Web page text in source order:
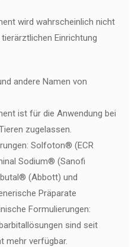
wird wahrscheinlich nicht
Einrichtung
andere Namen von
ist für die Anwendung bei
zugelassen.
Solfoton® (ECR
Sodium® (Sanofi
(Abbott) und
Präparate
Formulierungen:
sind seit
mehr verfügbar.